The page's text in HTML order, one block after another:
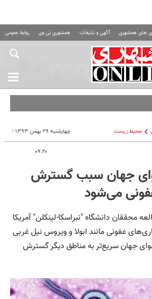
های همشهری آگهی و تبلیغات همشهری تی وی روابط عمومی
محیط زیست چهارشنبه ۲۹ بهمن ۱۳۹۳ -
۰۹:۲۰
جهان سبب گسترش
می‌شود
محققان دانشگاه "نبراسکا-لینکلن" آمریکا
عفونی مانند ابولا و ویروس نیل غربی
جهان سریع‌تر به مناطق دیگر گسترش